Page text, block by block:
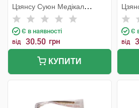
Цзянсу Суюн Медікал
Метіріалс
Є в наявності
від 30.50 грн
КУПИТИ
Є
від